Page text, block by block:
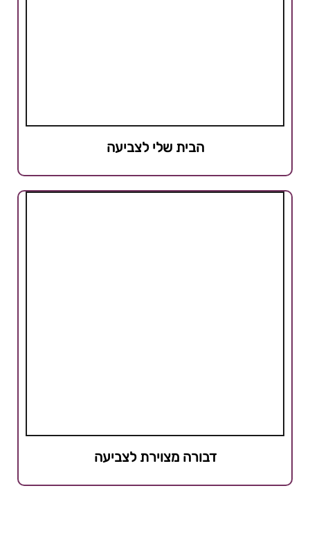
הבית שלי לצביעה
דבורה מצוירת לצביעה